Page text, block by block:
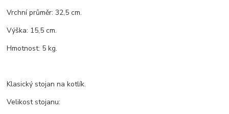
Vrchní průměr: 32,5 cm.
Výška: 15,5 cm.
Hmotnost: 5 kg.
Klasický stojan na kotlík.
Velikost stojanu: